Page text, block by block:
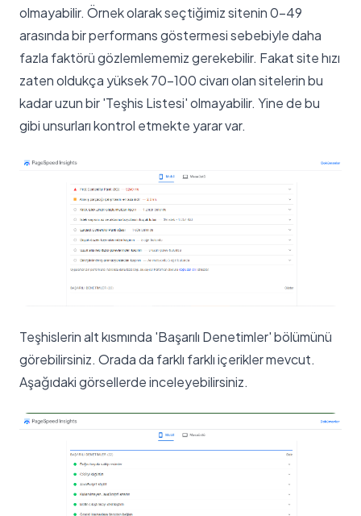
olmayabilir. Örnek olarak seçtiğimiz sitenin 0-49
arasında bir performans göstermesi sebebiyle daha
fazla faktörü gözlemlememiz gerekebilir. Fakat site hızı
zaten oldukça yüksek 70-100 civarı olan sitelerin bu
kadar uzun bir 'Teşhis Listesi' olmayabilir. Yine de bu
gibi unsurları kontrol etmekte yarar var.
Teşhislerin alt kısmında 'Başarılı Denetimler' bölümünü
görebilirsiniz. Orada da farklı farklı içerikler mevcut.
Aşağıdaki görsellerde inceleyebilirsiniz.